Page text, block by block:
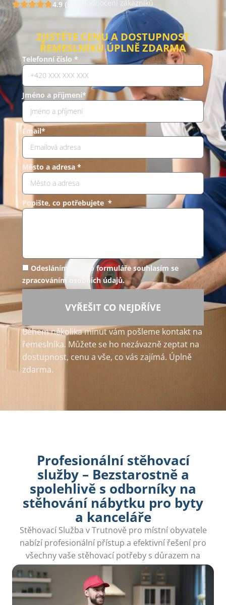
4.9 (960) Hodnocení zákazníků
ZJISTĚTE CENU A DOSTUPNOST
ŘEMESLNÍKŮ ÚPLNĚ ZDARMA
Telefonní číslo *
Jméno a příjmení*
Email*
Město a adresa *
Popište, co potřebujete *
Odesláním tohoto formuláře souhlasím se
zpracováním osobních údajů.
VYŘEŠIT CO NEJDŘÍVE
Během několika minut vám pošleme kontakt na
řemeslníka. Můžete se ho nezávazně zeptat na
dostupnost, cenu a vše, co vás zajímá. Úplně
zdarma.
Profesionální stěhovací
služby – Bezstarostně a
spolehlivě s odborníky na
stěhování nábytku pro byty
a kanceláře
Stěhovací Služba v Trutnově pro místní obyvatele
nabízí profesionální přístup a efektivní řešení pro
všechny vaše stěhovací potřeby s důrazem na
kvalitu.